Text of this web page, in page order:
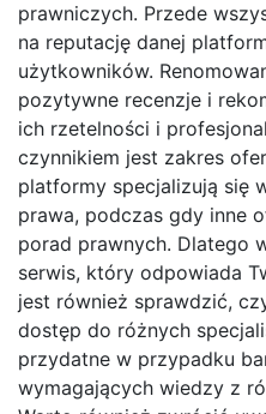
prawniczych. Przede
na reputację danej
użytkowników.
pozytywne recenzje i
ich rzetelności i
czynnikiem jest zakres
platformy specjalizują się
prawa, podczas gdy inne
porad prawnych. Dlatego
serwis, który odpowiada
jest również sprawdzić,
dostęp do różnych
przydatne w przypadku
wymagających wiedzy z